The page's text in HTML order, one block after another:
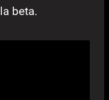
beta.